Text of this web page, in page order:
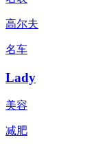
高尔夫
名车
Lady
美容
减肥